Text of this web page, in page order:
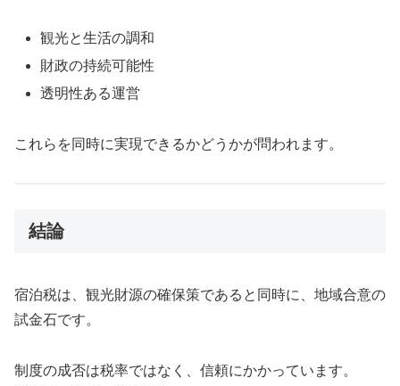
観光と生活の調和
財政の持続可能性
透明性ある運営
これらを同時に実現できるかどうかが問われます。
結論
宿泊税は、観光財源の確保策であると同時に、地域合意の
試金石です。
制度の成否は税率ではなく、信頼にかかっています。